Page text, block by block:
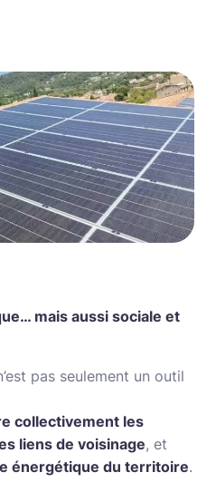
mais aussi sociale et
pas seulement un outil
collectivement les
liens de voisinage, et
énergétique du territoire.